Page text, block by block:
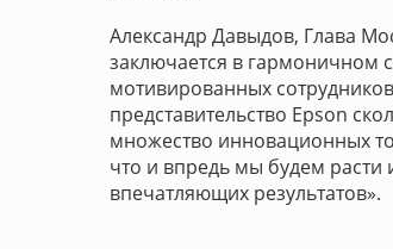
Александр Давыдов, Глава
заключается в гармоничном
мотивированных
представительство Epson
множество инновационных
что и впредь мы будем расти
впечатляющих результатов».